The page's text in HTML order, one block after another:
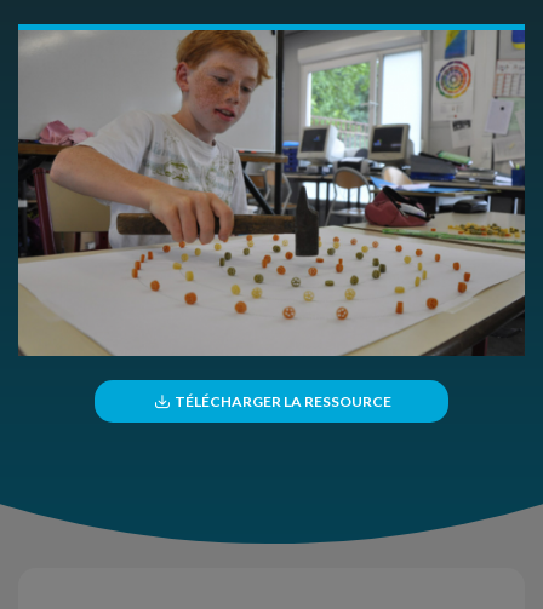
TÉLÉCHARGER LA RESSOURCE